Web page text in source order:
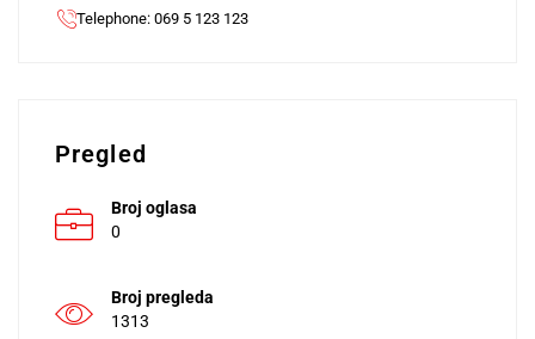
Telephone: 069 5 123 123
Pregled
Broj oglasa
0
Broj pregleda
1313